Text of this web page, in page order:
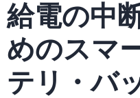
給電の中
めのスマ
テリ・バ